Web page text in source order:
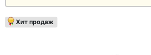
Хит продаж